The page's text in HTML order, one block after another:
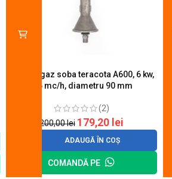
Arzator gaz soba teracota A600, 6 kw,
0.6 mc/h, diametru 90 mm
(2)
200,00lei 179,20 lei
ADAUGĂ ÎN COȘ
COMANDĂ PE